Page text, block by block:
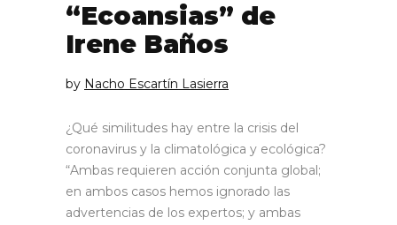
“Ecoansias” de
Irene Baños
by Nacho Escartín Lasierra
¿Qué similitudes hay entre la crisis del
coronavirus y la climatológica y ecológica?
“Ambas requieren acción conjunta global;
en ambos casos hemos ignorado las
advertencias de los expertos; y ambas